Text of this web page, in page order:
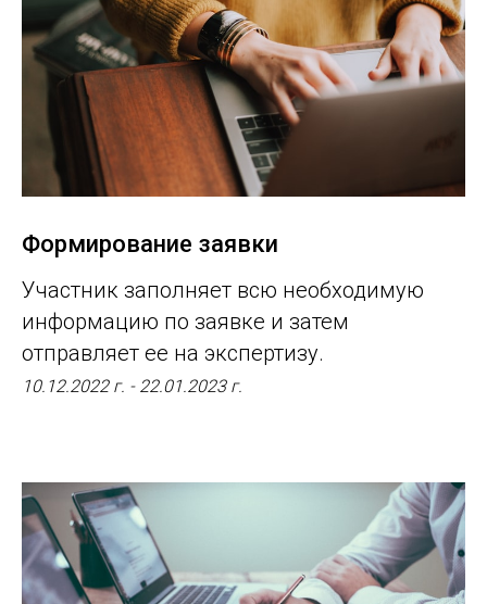
Формирование заявки
Участник заполняет всю необходимую
информацию по заявке и затем
отправляет ее на экспертизу.
10.12.2022 г. - 22.01.2023 г.